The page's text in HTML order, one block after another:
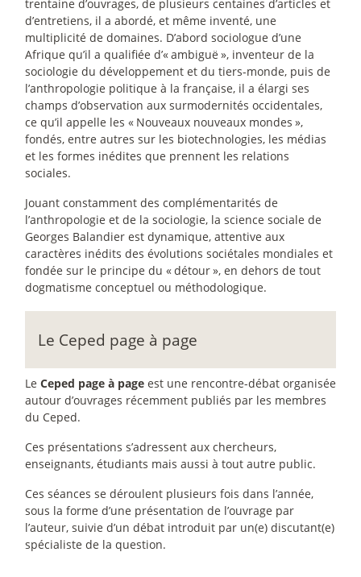
trentaine d’ouvrages, de plusieurs centaines d’articles et
d’entretiens, il a abordé, et même inventé, une
multiplicité de domaines. D’abord sociologue d’une
Afrique qu’il a qualifiée d’«ambiguë », inventeur de la
sociologie du développement et du tiers-monde, puis de
l’anthropologie politique à la française, il a élargi ses
champs d’observation aux surmodernités occidentales,
ce qu’il appelle les « Nouveaux nouveaux mondes »,
fondés, entre autres sur les biotechnologies, les médias
et les formes inédites que prennent les relations
sociales.
Jouant constamment des complémentarités de
l’anthropologie et de la sociologie, la science sociale de
Georges Balandier est dynamique, attentive aux
caractères inédits des évolutions sociétales mondiales et
fondée sur le principe du «détour», en dehors de tout
dogmatisme conceptuel ou méthodologique.
Le Ceped page à page
Le Ceped page à page est une rencontre-débat organisée
autour d’ouvrages récemment publiés par les membres
du Ceped.
Ces présentations s’adressent aux chercheurs,
enseignants, étudiants mais aussi à tout autre public.
Ces séances se déroulent plusieurs fois dans l’année,
sous la forme d’une présentation de l’ouvrage par
l’auteur, suivie d’un débat introduit par un(e) discutant(e)
spécialiste de la question.